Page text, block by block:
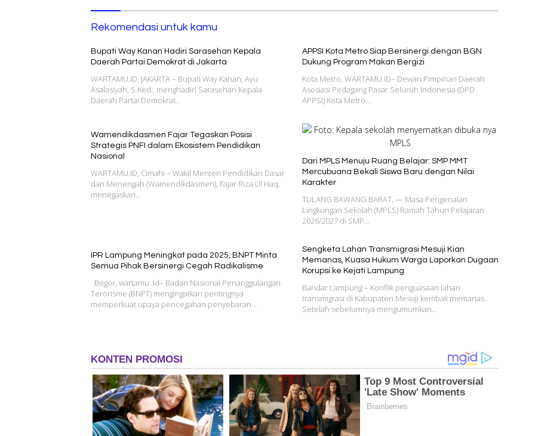
Rekomendasi untuk kamu
Bupati Way Kanan Hadiri Sarasehan Kepala
Daerah Partai Demokrat di Jakarta
WARTAMU.ID, JAKARTA – Bupati Way Kanan, Ayu
Asalasiyah, S.Ked., menghadiri Sarasehan Kepala
Daerah Partai Demokrat…
APPSI Kota Metro Siap Bersinergi dengan BGN
Dukung Program Makan Bergizi
Kota Metro, WARTAMU.ID– Dewan Pimpinan Daerah
Asosiasi Pedagang Pasar Seluruh Indonesia (DPD
APPSI) Kota Metro…
Wamendikdasmen Fajar Tegaskan Posisi
Strategis PNFI dalam Ekosistem Pendidikan
Nasional
WARTAMU.ID, Cimahi – Wakil Menteri Pendidikan Dasar
dan Menengah (Wamendikdasmen), Fajar Riza Ul Haq,
menegaskan…
Dari MPLS Menuju Ruang Belajar: SMP MMT
Mercubuana Bekali Siswa Baru dengan Nilai
Karakter
TULANG BAWANG BARAT, — Masa Pengenalan
Lingkungan Sekolah (MPLS) Ramah Tahun Pelajaran
2026/2027 di SMP…
IPR Lampung Meningkat pada 2025, BNPT Minta
Semua Pihak Bersinergi Cegah Radikalisme
Bogor, wartamu. Id– Badan Nasional Penanggulangan
Terorisme (BNPT) mengingatkan pentingnya
memperkuat upaya pencegahan penyebaran…
Sengketa Lahan Transmigrasi Mesuji Kian
Memanas, Kuasa Hukum Warga Laporkan Dugaan
Korupsi ke Kejati Lampung
Bandar Lampung – Konflik penguasaan lahan
transmigrasi di Kabupaten Mesuji kembali memanas.
Setelah sebelumnya mengumumkan…